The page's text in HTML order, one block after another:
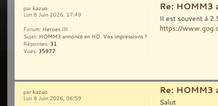
Re: HOMM3
Il est souvent à
https://
par kazuo
Lun 8 Juin 2026, 17:49
Forum: Heroes III
Sujet: HOMM3 annoncé en HD. Vos impressions ?
Réponses: 31
Vues: 35977
Re: HOMM3
Salut
par kazuo
Lun 8 Juin 2026, 06:59